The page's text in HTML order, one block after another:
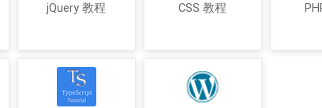
jQuery 教程 CSS 教程